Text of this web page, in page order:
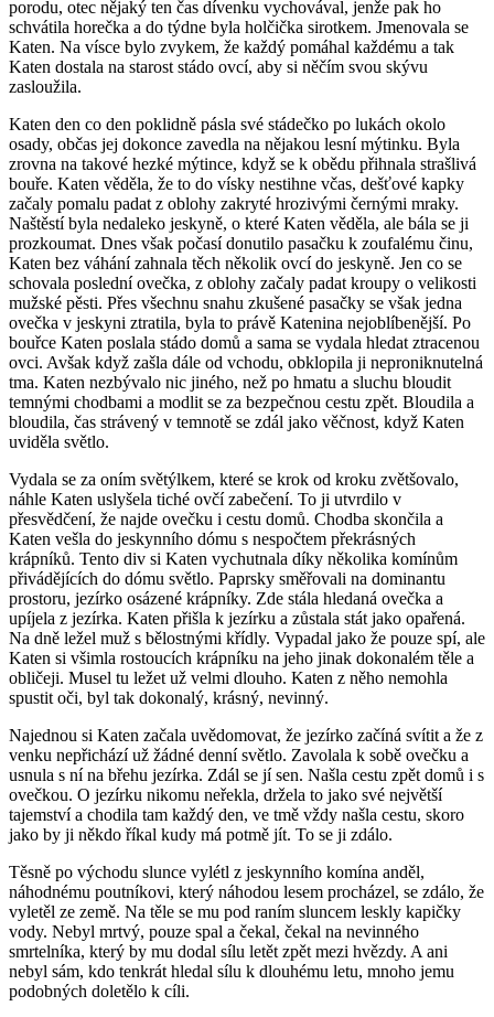
porodu, otec nějaký ten čas dívenku vychovával, jenže pak ho
schvátila horečka a do týdne byla holčička sirotkem. Jmenovala se
Katen. Na vísce bylo zvykem, že každý pomáhal každému a tak
Katen dostala na starost stádo ovcí, aby si něčím svou skývu
zasloužila.
Katen den co den poklidně pásla své stádečko po lukách okolo
osady, občas jej dokonce zavedla na nějakou lesní mýtinku. Byla
zrovna na takové hezké mýtince, když se k obědu přihnala strašlivá
bouře. Katen věděla, že to do vísky nestihne včas, dešťové kapky
začaly pomalu padat z oblohy zakryté hrozivými černými mraky.
Naštěstí byla nedaleko jeskyně, o které Katen věděla, ale bála se ji
prozkoumat. Dnes však počasí donutilo pasačku k zoufalému činu,
Katen bez váhání zahnala těch několik ovcí do jeskyně. Jen co se
schovala poslední ovečka, z oblohy začaly padat kroupy o velikosti
mužské pěsti. Přes všechnu snahu zkušené pasačky se však jedna
ovečka v jeskyni ztratila, byla to právě Katenina nejoblíbenější. Po
bouřce Katen poslala stádo domů a sama se vydala hledat ztracenou
ovci. Avšak když zašla dále od vchodu, obklopila ji neproniknutelná
tma. Katen nezbývalo nic jiného, než po hmatu a sluchu bloudit
temnými chodbami a modlit se za bezpečnou cestu zpět. Bloudila a
bloudila, čas strávený v temnotě se zdál jako věčnost, když Katen
uviděla světlo.
Vydala se za oním světýlkem, které se krok od kroku zvětšovalo,
náhle Katen uslyšela tiché ovčí zabečení. To ji utvrdilo v
přesvědčení, že najde ovečku i cestu domů. Chodba skončila a
Katen vešla do jeskynního dómu s nespočtem překrásných
krápníků. Tento div si Katen vychutnala díky několika komínům
přivádějících do dómu světlo. Paprsky směřovali na dominantu
prostoru, jezírko osázené krápníky. Zde stála hledaná ovečka a
upíjela z jezírka. Katen přišla k jezírku a zůstala stát jako opařená.
Na dně ležel muž s bělostnými křídly. Vypadal jako že pouze spí, ale
Katen si všimla rostoucích krápníku na jeho jinak dokonalém těle a
obličeji. Musel tu ležet už velmi dlouho. Katen z něho nemohla
spustit oči, byl tak dokonalý, krásný, nevinný.
Najednou si Katen začala uvědomovat, že jezírko začíná svítit a že z
venku nepřichází už žádné denní světlo. Zavolala k sobě ovečku a
usnula s ní na břehu jezírka. Zdál se jí sen. Našla cestu zpět domů i s
ovečkou. O jezírku nikomu neřekla, držela to jako své největší
tajemství a chodila tam každý den, ve tmě vždy našla cestu, skoro
jako by ji někdo říkal kudy má potmě jít. To se ji zdálo.
Těsně po východu slunce vylétl z jeskynního komína anděl,
náhodnému poutníkovi, který náhodou lesem procházel, se zdálo, že
vyletěl ze země. Na těle se mu pod raním sluncem leskly kapičky
vody. Nebyl mrtvý, pouze spal a čekal, čekal na nevinného
smrtelníka, který by mu dodal sílu letět zpět mezi hvězdy. A ani
nebyl sám, kdo tenkrát hledal sílu k dlouhému letu, mnoho jemu
podobných doletělo k cíli.